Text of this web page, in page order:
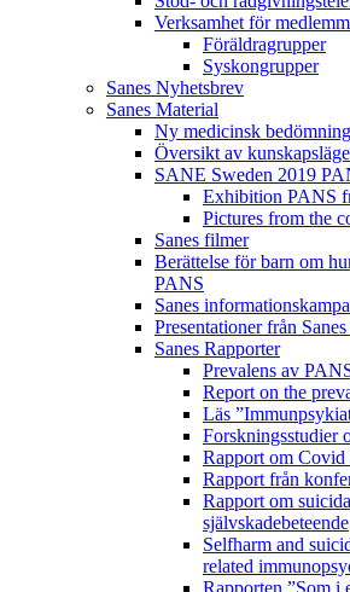
Verksamhet för
Föräldragrupper
Syskongrupper
Sanes Nyhetsbrev
Sanes Material
Ny medicinsk
Översikt av
SANE Sweden 2019
Exhibition PANS
Pictures from the
Sanes filmer
Berättelse för barn om
PANS
Sanes
Presentationer från
Sanes Rapporter
Prevalens av
Report on the
Läs
Forskningsstudier
Rapport om Covid
Rapport från
Rapport om
självskadebeteende
Selfharm and
related
Rapporten ”Som i